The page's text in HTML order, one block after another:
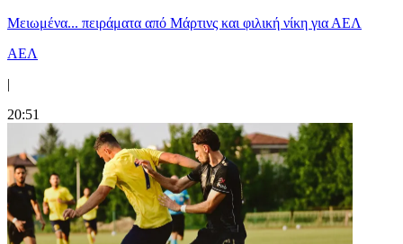
Μειωμένα... πειράματα από Μάρτινς και φιλική νίκη για ΑΕΛ
ΑΕΛ
|
20:51